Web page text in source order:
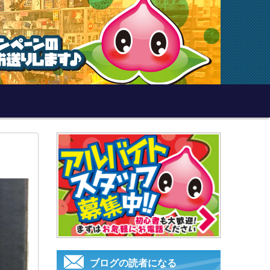
ブログの読者になる